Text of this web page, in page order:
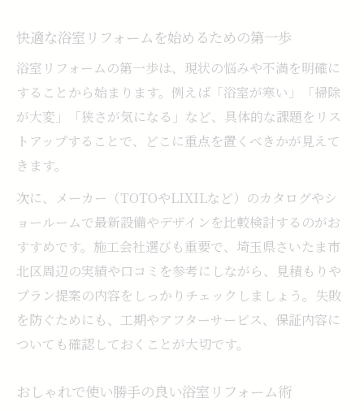
浴室リフォームで掃除が時短できる工夫集
浴室リフォームでカビ対策も簡単になる方
法
浴室リフォームで床やドアの掃除が楽にな
る術
コツ
浴室リフォームで浮かせる収納を取り入れ
る利点
埼玉県さいたま市北区で叶える癒やしのバス空
間
浴室リフォームで実現する癒やしの空間作
り
身
快適な浴室リフォームを始めるための第一歩
浴室リフォームの第一歩は、現状の悩みや不満を明確に
することから始まります。例えば「浴室が寒い」「掃除
が大変」「狭さが気になる」など、具体的な課題をリス
トアップすることで、どこに重点を置くべきかが見えて
きます。
次に、メーカー（TOTOやLIXILなど）のカタログやシ
ョールームで最新設備やデザインを比較検討するのがお
すすめです。施工会社選びも重要で、埼玉県さいたま市
北区周辺の実績や口コミを参考にしながら、見積もりや
プラン提案の内容をしっかりチェックしましょう。失敗
を防ぐためにも、工期やアフターサービス、保証内容に
ついても確認しておくことが大切です。
おしゃれで使い勝手の良い浴室リフォーム術